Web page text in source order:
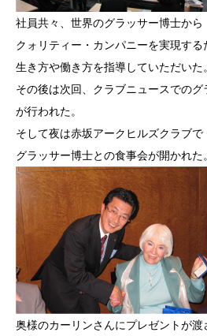
社員共々、世界のグラッサー博士から
クォリティー・カンパニーを実現する
生き方や働き方を指導していただいた。
その後は次回、クラブニュースでの
が行われた。
そして夜は赤坂アークヒルズクラブで
グラッサー博士との食事会が開かれた。
奥様のカーリンさんにプレゼントが渡